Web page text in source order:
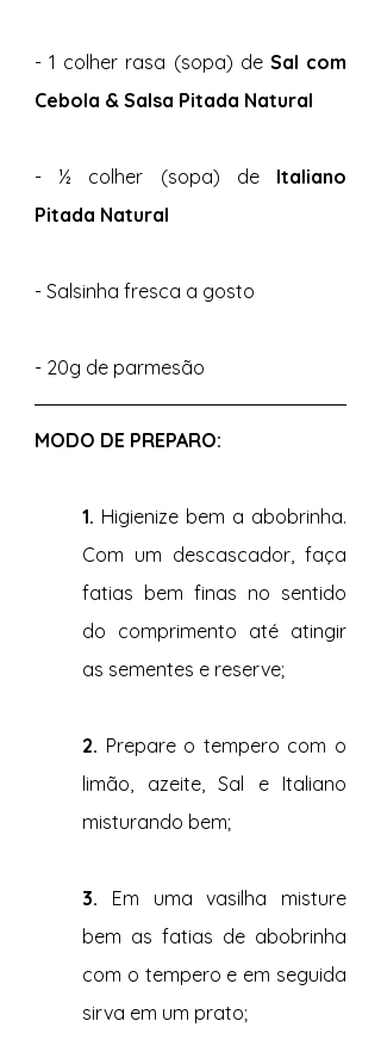
- 1 colher rasa (sopa) de Sal com
Cebola & Salsa Pitada Natural
- ½ colher (sopa) de Italiano
Pitada Natural
- Salsinha fresca a gosto
- 20g de parmesão
MODO DE PREPARO:
1. Higienize bem a abobrinha.
Com um descascador, faça
fatias bem finas no sentido
do comprimento até atingir
as sementes e reserve;
2. Prepare o tempero com o
limão, azeite, Sal e Italiano
misturando bem;
3. Em uma vasilha misture
bem as fatias de abobrinha
com o tempero e em seguida
sirva em um prato;